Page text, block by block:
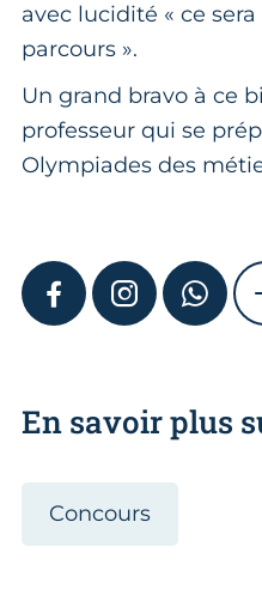
avec lucidité « ce
parcours ».
Un grand bravo à ce
professeur qui se
Olympiades des
FACEBOOKINSTAGRAM
En savoir plus
Concours